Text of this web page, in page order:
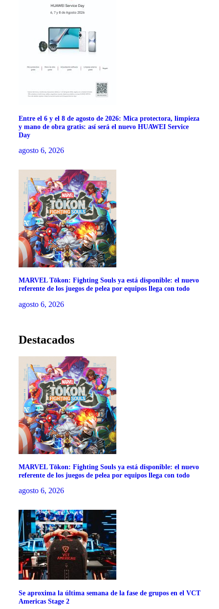
Entre el 6 y el 8 de agosto de 2026: Mica protectora, limpieza
y mano de obra gratis: así será el nuevo HUAWEI Service
Day
agosto 6, 2026
MARVEL Tōkon: Fighting Souls ya está disponible: el nuevo
referente de los juegos de pelea por equipos llega con todo
agosto 6, 2026
Destacados
MARVEL Tōkon: Fighting Souls ya está disponible: el nuevo
referente de los juegos de pelea por equipos llega con todo
agosto 6, 2026
Se aproxima la última semana de la fase de grupos en el VCT
Americas Stage 2